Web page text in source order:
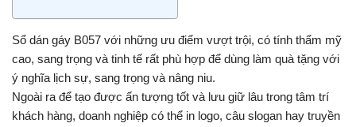
Sổ dán gáy B057 với những ưu điểm vượt trội, có tính thẩm mỹ
cao, sang trọng và tinh tế rất phù hợp để dùng làm quà tặng với
ý nghĩa lịch sự, sang trọng và nâng niu.
Ngoài ra để tạo được ấn tượng tốt và lưu giữ lâu trong tâm trí
khách hàng, doanh nghiệp có thể in logo, câu slogan hay truyền